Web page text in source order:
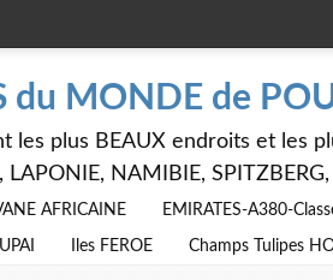
du MONDE de
les plus BEAUX endroits et les
NAMIBIE,
AFRICAINE EMIRATES-A380-
Iles FEROE Champs Tulipes